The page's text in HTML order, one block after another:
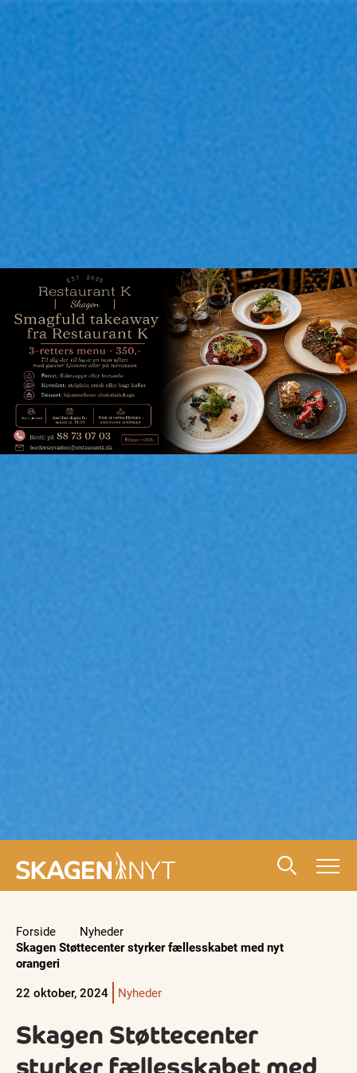
Forside
Nyheder
Skagen Støttecenter styrker fællesskabet med nyt
orangeri
22 oktober, 2024
Nyheder
Skagen Støttecenter
styrker fællesskabet med